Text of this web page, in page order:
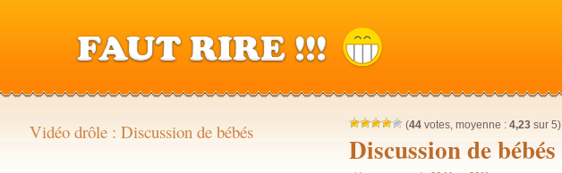
(44votes, moyenne : 4,23sur 5)
Discussion de bébés
Vidéo drôle : Discussion de bébés